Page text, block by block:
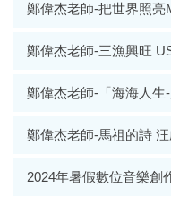
鄭偉杰老師-把世界照亮
鄭偉杰老師-三漁興旺
鄭偉杰老師-「海海人
鄭偉杰老師-馬祖的詩
2024年暑假數位音樂創